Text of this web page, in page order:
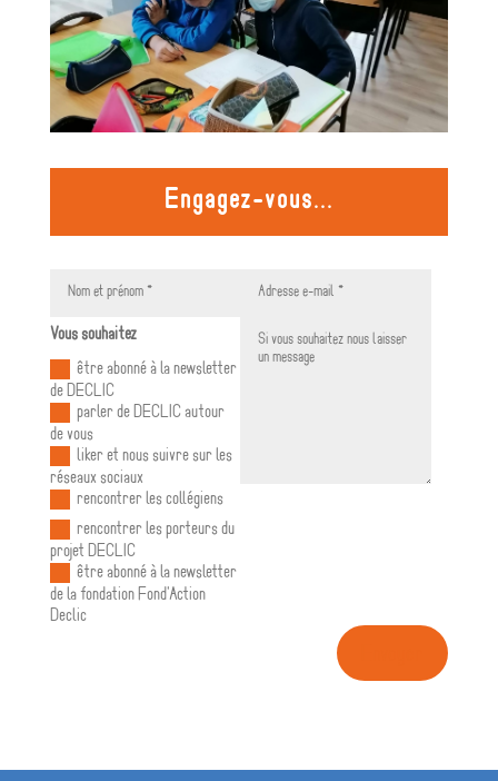
Engagez-vous...
Vous souhaitez
être abonné à la newsletter
de DECLIC
parler de DECLIC autour
de vous
liker et nous suivre sur les
réseaux sociaux
rencontrer les collégiens
rencontrer les porteurs du
projet DECLIC
être abonné à la newsletter
de la fondation Fond'Action
Declic